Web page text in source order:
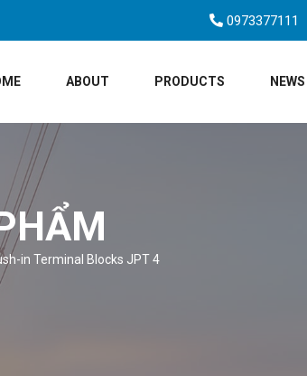
0973377111
ABOUT PRODUCTS NEWS
in Terminal Blocks JPT 4